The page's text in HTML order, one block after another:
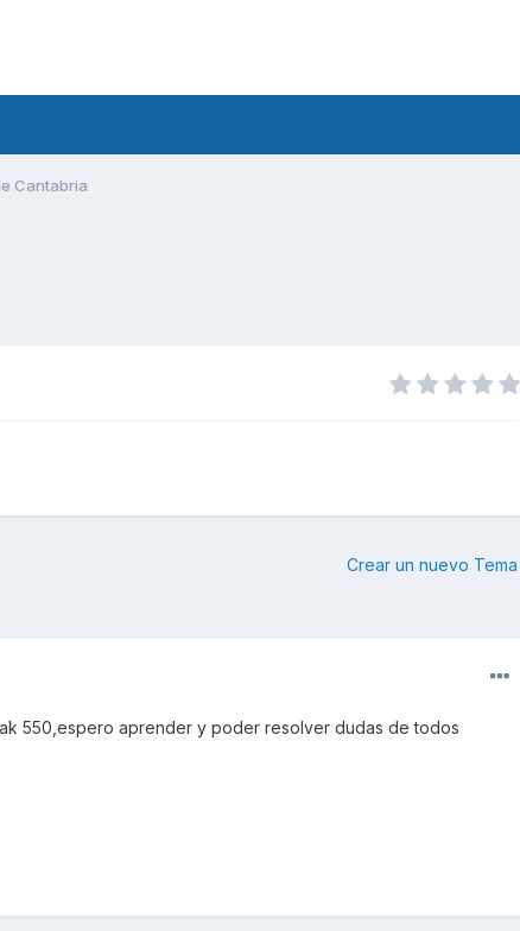
Cantabria
Crear un nuevo Tema
550,espero aprender y poder resolver dudas de todos